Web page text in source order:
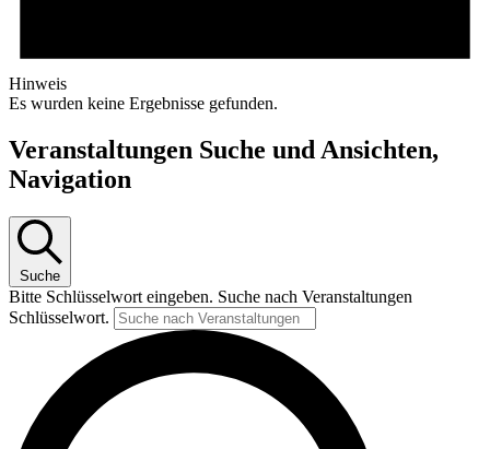
Hinweis
Es wurden keine Ergebnisse gefunden.
Veranstaltungen Suche und Ansichten,
Navigation
Suche
Bitte Schlüsselwort eingeben. Suche nach Veranstaltungen
Schlüsselwort.